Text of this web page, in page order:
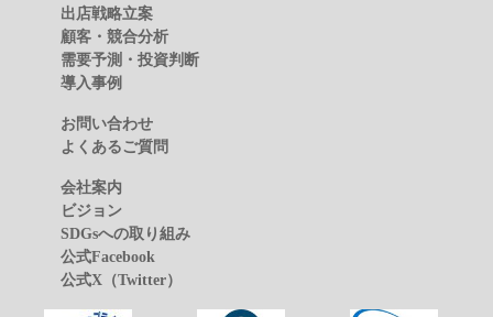
出店戦略立案
顧客・競合分析
需要予測・投資判断
導入事例
お問い合わせ
よくあるご質問
会社案内
ビジョン
SDGsへの取り組み
公式Facebook
公式X（Twitter）